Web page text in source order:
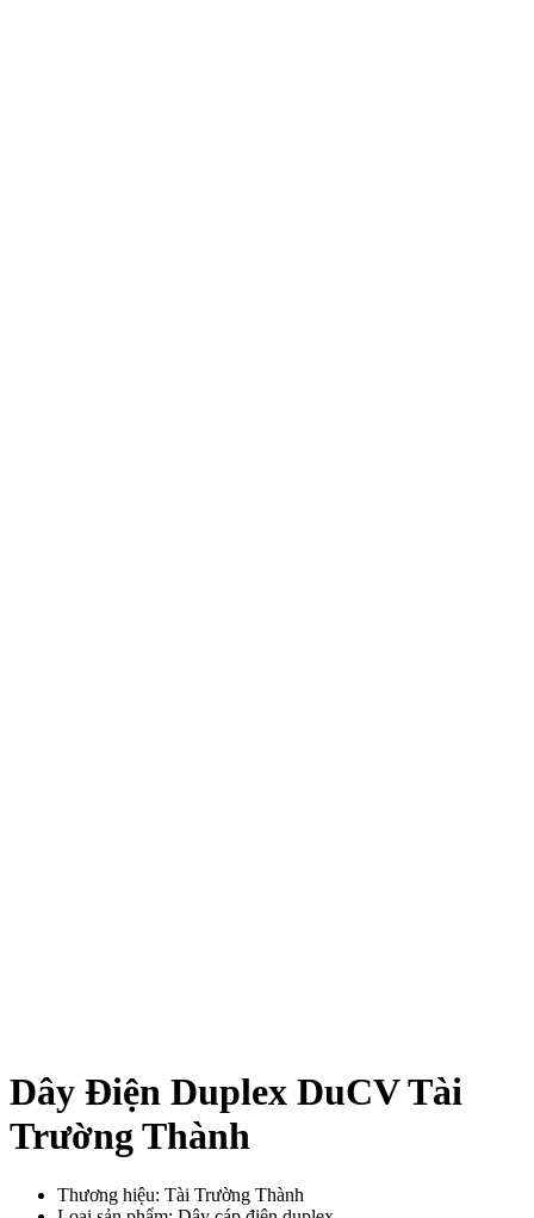
Dây Điện Duplex DuCV Tài
Trường Thành
Thương hiệu: Tài Trường Thành